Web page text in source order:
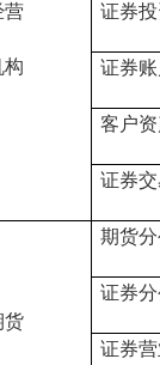
营
构
证券
证券
客户
证券
货
期货
证券分
证券营